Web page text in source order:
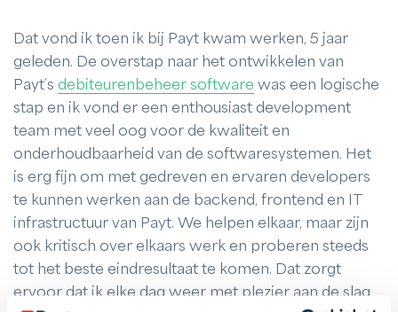
Dat vond ik toen ik bij Payt kwam werken, 5 jaar
geleden. De overstap naar het ontwikkelen van
Payt’s debiteurenbeheer software was een logische
stap en ik vond er een enthousiast development
team met veel oog voor de kwaliteit en
onderhoudbaarheid van de softwaresystemen. Het
is erg fijn om met gedreven en ervaren developers
te kunnen werken aan de backend, frontend en IT
infrastructuur van Payt. We helpen elkaar, maar zijn
ook kritisch over elkaars werk en proberen steeds
tot het beste eindresultaat te komen. Dat zorgt
ervoor dat ik elke dag weer met plezier aan de slag